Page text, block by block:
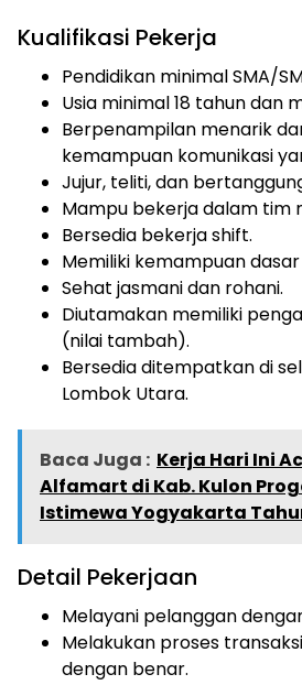
Kualifikasi Pekerja
Pendidikan minimal SMA/
Usia minimal 18 tahun dan
Berpenampilan menarik
kemampuan komunikasi
Jujur, teliti, dan
Mampu bekerja dalam tim
Bersedia bekerja shift.
Memiliki kemampuan
Sehat jasmani dan rohani.
Diutamakan memiliki
(nilai tambah).
Bersedia ditempatkan di
Lombok Utara.
Baca Juga : Kerja Hari Ini
Alfamart di Kab. Kulon
Istimewa Yogyakarta
Detail Pekerjaan
Melayani pelanggan
Melakukan proses
dengan benar.